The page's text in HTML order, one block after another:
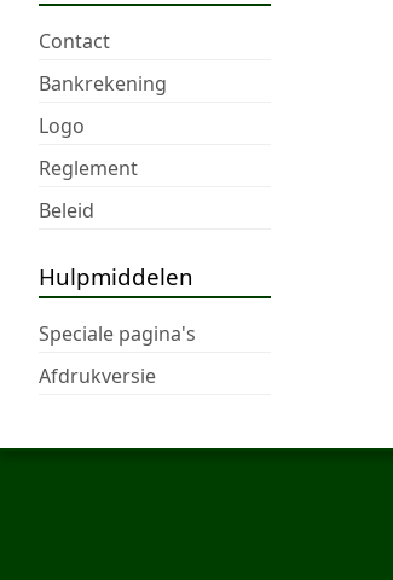
Contact
Bankrekening
Logo
Reglement
Beleid
Hulpmiddelen
Speciale pagina's
Afdrukversie